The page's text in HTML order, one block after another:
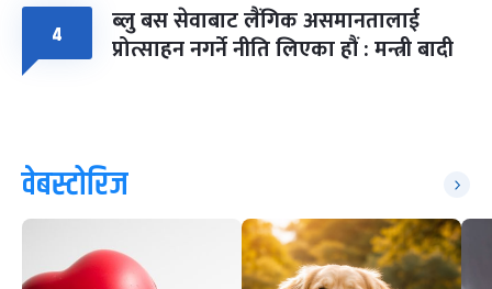
४ ब्लु बस सेवाबाट लैंगिक असमानतालाई
प्रोत्साहन नगर्ने नीति लिएका हौं : मन्त्री बादी
वेबस्टोरिज